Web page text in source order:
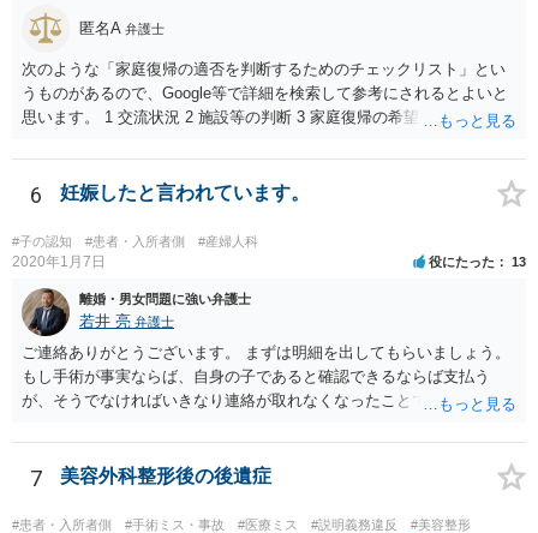
縮ですが、使途不明金訴訟の場合には、よくて５分５分というところ
です。 なお、仮に裁判で勝ったとしても弟さんに資力がないと具体的
な回収をすることはできませんので、弟さんの財産への事前の仮差押
え等もきちんと検討してくれる弁護士の方にご相談いただくことをお
勧めいたします。
匿名A 弁護士
次のような「家庭復帰の適否を判断するためのチェックリスト」とい
うものがあるので、Google等で詳細を検索して参考にされるとよいと
思います。 1 交流状況 2 施設等の判断 3 家庭復帰の希望 4 保護者への
能力 8 引取りの希望 9 虐待の事実を認めていること 10 子どもの立場
に立った見方 11 衝動のコントロール 12 精神的安定 13 養育の知識・
技術 14 関係機関への援助、関係構築の意思 15 地域、近隣における孤
立、トラブル 16 親族との関係 17 生活基盤の安定 18 子どもの心理的
居場所 19 地域の受入れ体制 20 地域の支援機能 お母様が別居して引き
取るプランは、児童相談所側からすると、17・18あたりでネガティブ
に捉えられる可能性がありますので、たとえば、あなた自身が安定し
た収入を有し、かつ、親族等の手厚い援助が得られ、お父様の影響を
排除できることを示さないかぎりはなかなか認められないように思わ
れます。 児童相談所の担当者は、中には問題のあるかたもいるかもし
れませんが、基本的には子どもの立場に立って動こうとされているか
ネガティブな評価を付けられるので、家庭復帰の可能性をどんどん狭
6 妊娠したと言われています。
#子の認知 #患者・入所者側 #産婦人科
2020年1月7日 役にたった 13
離婚・男女問題に強い弁護士
若井 亮 弁護士
ご連絡ありがとうございます。 まずは明細を出してもらいましょう。
もし手術が事実ならば、自身の子であると確認できるならば支払う
が、そうでなければいきなり連絡が取れなくなったことで不信感もあ
してはいかがでしょうか。 代理人となる場合ですが、事務所ごとにま
ちまちです。 弊所の場合、交渉をお受けするとなると20万円くらいが
7 美容外科整形後の後遺症
#患者・入所者側 #手術ミス・事故 #医療ミス #説明義務違反 #美容整形